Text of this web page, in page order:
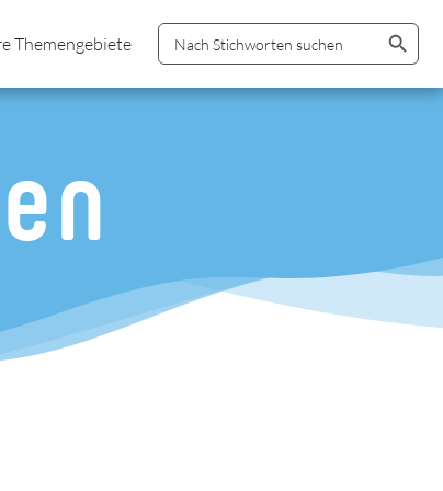
Themengebiete
Search
for:
Search Button